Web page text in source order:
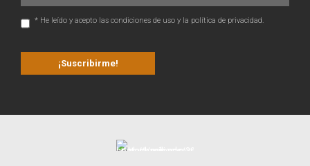
* He leído y acepto las condiciones de uso y la política de privacidad.